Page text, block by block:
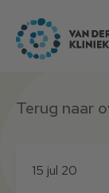
Terug naar
15 jul 20